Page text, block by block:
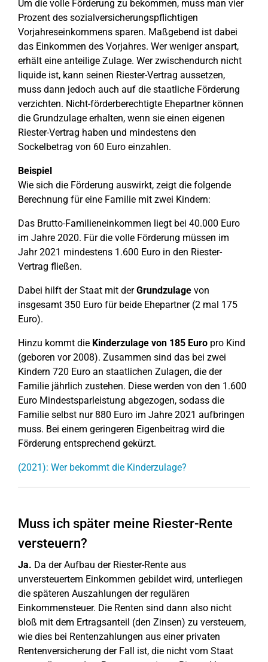
Um die volle Förderung zu bekommen, muss man vier
Prozent des sozialversicherungspflichtigen
Vorjahreseinkommens sparen. Maßgebend ist dabei
das Einkommen des Vorjahres. Wer weniger anspart,
erhält eine anteilige Zulage. Wer zwischendurch nicht
liquide ist, kann seinen Riester-Vertrag aussetzen,
muss dann jedoch auch auf die staatliche Förderung
verzichten. Nicht-förderberechtigte Ehepartner können
die Grundzulage erhalten, wenn sie einen eigenen
Riester-Vertrag haben und mindestens den
Sockelbetrag von 60 Euro einzahlen.
Beispiel
Wie sich die Förderung auswirkt, zeigt die folgende
Berechnung für eine Familie mit zwei Kindern:
Das Brutto-Familieneinkommen liegt bei 40.000 Euro
im Jahre 2020. Für die volle Förderung müssen im
Jahr 2021 mindestens 1.600 Euro in den Riester-
Vertrag fließen.
Dabei hilft der Staat mit derGrundzulage von
insgesamt 350 Euro für beide Ehepartner (2 mal 175
Euro).
Hinzu kommt die Kinderzulage von 185 Euro pro Kind
(geboren vor 2008). Zusammen sind das bei zwei
Kindern 720 Euro an staatlichen Zulagen, die der
Familie jährlich zustehen. Diese werden von den 1.600
Euro Mindestsparleistung abgezogen, sodass die
Familie selbst nur 880 Euro im Jahre 2021 aufbringen
muss. Bei einem geringeren Eigenbeitrag wird die
Förderung entsprechend gekürzt.
(2021): Wer bekommt die Kinderzulage?
Muss ich später meine Riester-Rente
versteuern?
Ja. Da der Aufbau der Riester-Rente aus
unversteuertem Einkommen gebildet wird, unterliegen
die späteren Auszahlungen der regulären
Einkommensteuer. Die Renten sind dann also nicht
bloß mit dem Ertragsanteil (den Zinsen) zu versteuern,
wie dies bei Rentenzahlungen aus einer privaten
Rentenversicherung der Fall ist, die nicht vom Staat